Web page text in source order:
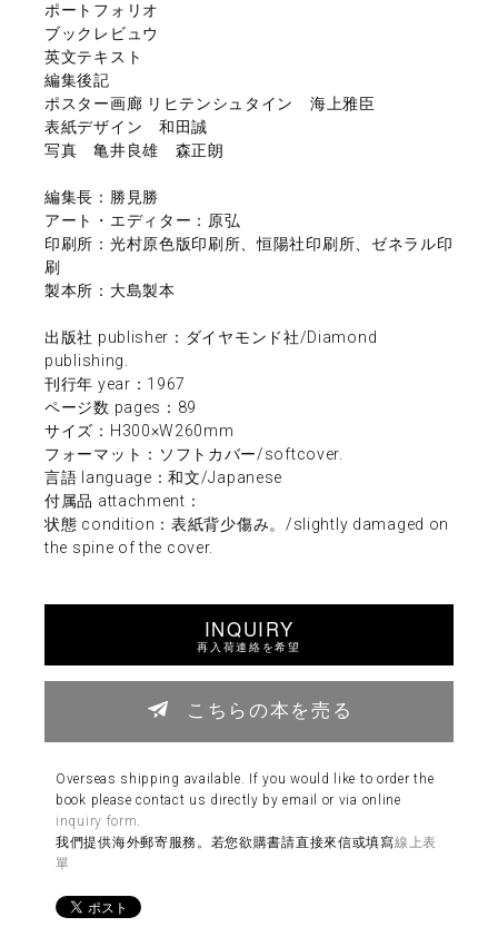
ポートフォリオ
ブックレビュウ
英文テキスト
編集後記
ポスター画廊 リヒテンシュタイン 海上雅臣
表紙デザイン 和田誠
写真 亀井良雄 森正朗
編集長：勝見勝
アート・エディター：原弘
印刷所：光村原色版印刷所、恒陽社印刷所、ゼネラル印
刷
製本所：大島製本
出版社 publisher：ダイヤモンド社/Diamond
publishing.
刊行年 year：1967
ページ数 pages：89
サイズ：H300×W260mm
フォーマット：ソフトカバー/softcover.
言語 language：和文/Japanese
付属品 attachment：
状態 condition：表紙背少傷み。/slightly damaged on
the spine of the cover.
INQUIRY
再入荷連絡を希望
こちらの本を売る
Overseas shipping available. If you would like to order the
book please contact us directly by email or via online
inquiry form.
我們提供海外郵寄服務。若您欲購書請直接來信或填寫線上表
單